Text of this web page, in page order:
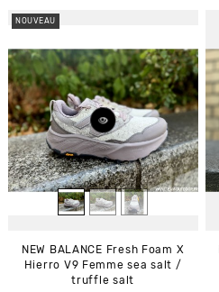
NOUVEAU
NEW BALANCE Fresh Foam X
Hierro V9 Femme sea salt /
truffle salt